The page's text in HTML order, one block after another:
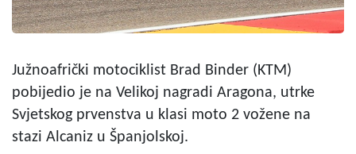
Južnoafrički motociklist Brad Binder (KTM)
pobijedio je na Velikoj nagradi Aragona, utrke
Svjetskog prvenstva u klasi moto 2 vožene na
stazi Alcaniz u Španjolskoj.